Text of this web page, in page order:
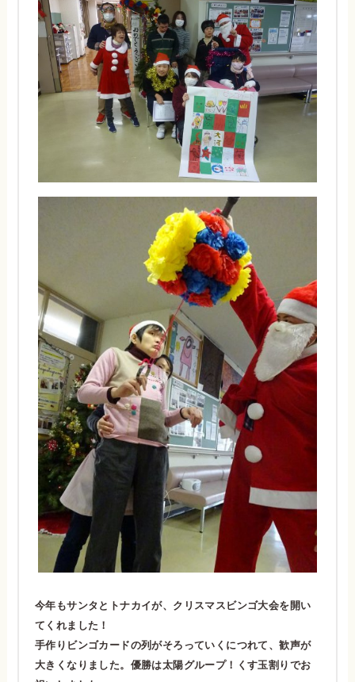
今年もサンタとトナカイが、クリスマスビンゴ大会を開い
てくれました！
手作りビンゴカードの列がそろっていくにつれて、歓声が
大きくなりました。優勝は太陽グループ！くす玉割りでお